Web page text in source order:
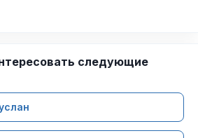
следующие